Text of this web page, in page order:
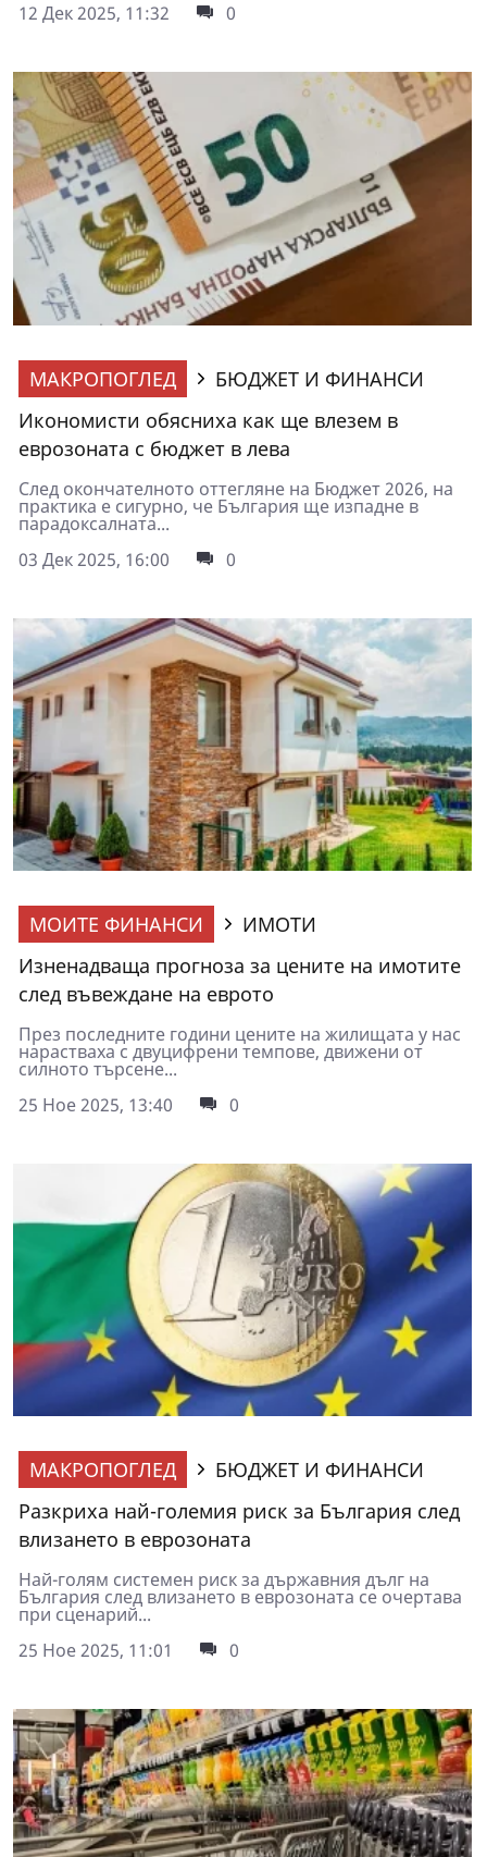
12 Дек 2025, 11:32
0
МАКРОПОГЛЕД
БЮДЖЕТ И ФИНАНСИ
Икономисти обясниха как ще влезем в
еврозоната с бюджет в лева
След окончателното оттегляне на Бюджет 2026, на
практика е сигурно, че България ще изпадне в
парадоксалната...
03 Дек 2025, 16:00
0
МОИТЕ ФИНАНСИ
ИМОТИ
Изненадваща прогноза за цените на имотите
след въвеждане на еврото
През последните години цените на жилищата у нас
нарастваха с двуцифрени темпове, движени от
силното търсене...
25 Ное 2025, 13:40
0
МАКРОПОГЛЕД
БЮДЖЕТ И ФИНАНСИ
Разкриха най-големия риск за България след
влизането в еврозоната
Най-голям системен риск за държавния дълг на
България след влизането в еврозоната се очертава
при сценарий...
25 Ное 2025, 11:01
0